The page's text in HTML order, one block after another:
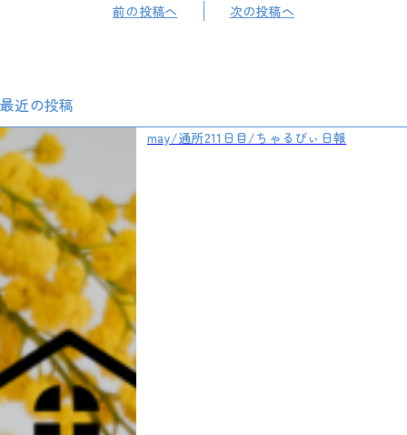
前の投稿へ 次の投稿へ
最近の投稿
may/通所211日目/ちゃるびぃ日報